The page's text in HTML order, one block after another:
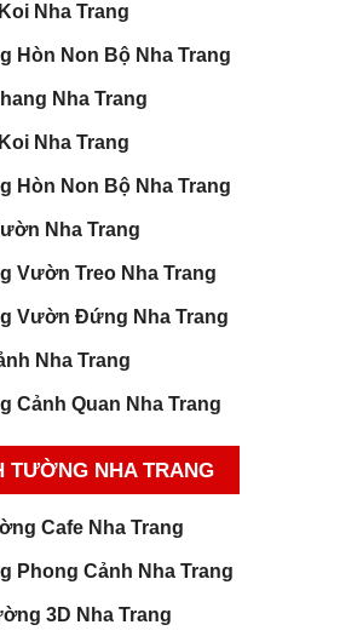
Nha Trang
Hòn Non Bộ Nha Trang
Nha Trang
Nha Trang
Hòn Non Bộ Nha Trang
Nha Trang
Vườn Treo Nha Trang
Vườn Đứng Nha Trang
Nha Trang
Cảnh Quan Nha Trang
TƯỜNG NHA TRANG
Cafe Nha Trang
Phong Cảnh Nha Trang
3D Nha Trang